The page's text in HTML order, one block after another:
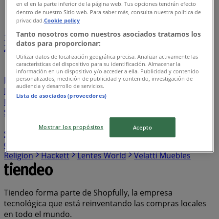
Índice de negocios en Atlixco
1
...
22
23242526
Sushi Zone
Toogino’s Pizza Audio Mundo
Jaguar
Porsche
Alfa Romeo Touché
Convergram
Mustache
Lombok El Califa
Pujol
Bulgari Charolo
Sindo Outdoor
Blu Lagoon
Destination Maternity
Shark
Cherry Pink Vilebrequin
Max Mara
Cyber Puerta
Religion
Hackett Lentes World Velatti Muebles
Tiendeo forma parte de Shopfully, la empresa
tecnológica que está reinventando las compras locales
en todo el mundo.
en el en la parte inferior de la página web. Tus opciones tendrán efecto
dentro de nuestro Sitio web. Para saber más, consulta nuestra política de
privacidad.Cookie policy
Tanto nosotros como nuestros asociados tratamos los
datos para proporcionar:
Utilizar datos de localización geográfica precisa. Analizar activamente las
características del dispositivo para su identificación. Almacenar la
información en un dispositivo y/o acceder a ella. Publicidad y contenido
personalizados, medición de publicidad y contenido, investigación de
audiencia y desarrollo de servicios.
Lista de asociados (proveedores)
Mostrar los propósitos Acepto